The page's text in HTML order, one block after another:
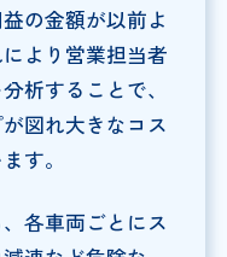
の金額が以前よ
より営業担当者
析することで、
図れ大きなコス
す。
各車両ごとにス